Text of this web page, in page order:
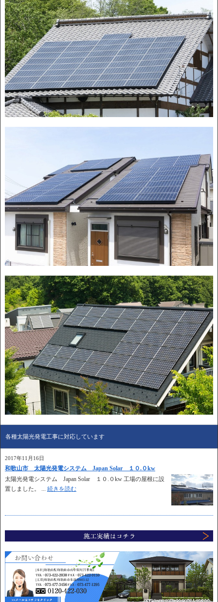
各種太陽光発電工事に対応しています
2017年11月16日
和歌山市 太陽光発電システム Japan Solar １０.０kw
太陽光発電システム Japan Solar １０.０kw 工場の屋根に設
置しました。 ... 続きを読む